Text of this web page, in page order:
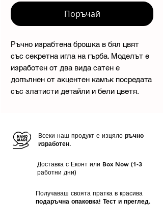
Поръчай
Ръчно израбтена брошка в бял цвят
със секретна игла на гърба. Моделът е
изработен от два вида сатен е
допълнен от акцентен камък посредата
със златисти детайли и бели цветя.
Всеки наш продукт е изцяло ръчно
изработен.
Доставка с Еконт или Box Now (1-3
работни дни)
Получаваш своята пратка в красива
подаръчна опаковка! Тест и преглед.